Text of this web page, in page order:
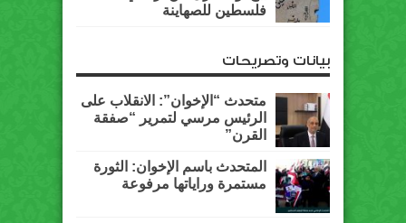
فلسطين للصهاينة
بيانات وتصريحات
متحدث “الإخوان”: الانقلاب على
الرئيس مرسي لتمرير “صفقة
القرن”
المتحدث باسم الإخوان: الثورة
مستمرة وراياتها مرفوعة